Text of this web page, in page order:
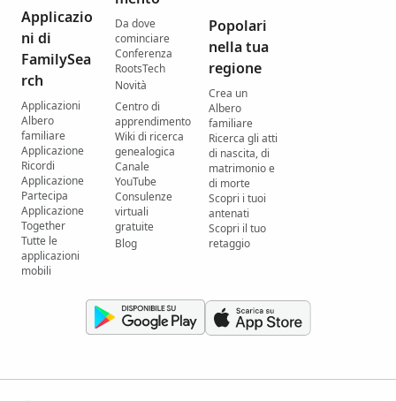
Applicazio
ni di
FamilySea
rch
Applicazioni
Albero
familiare
Applicazione
Ricordi
Applicazione
Partecipa
Applicazione
Together
Tutte le
applicazioni
mobili
Da dove
cominciare
Conferenza
RootsTech
Novità
Centro di
apprendimento
Wiki di ricerca
genealogica
Canale
YouTube
Consulenze
virtuali
gratuite
Blog
Popolari
nella tua
regione
Crea un
Albero
familiare
Ricerca gli atti
di nascita, di
matrimonio e
di morte
Scopri i tuoi
antenati
Scopri il tuo
retaggio